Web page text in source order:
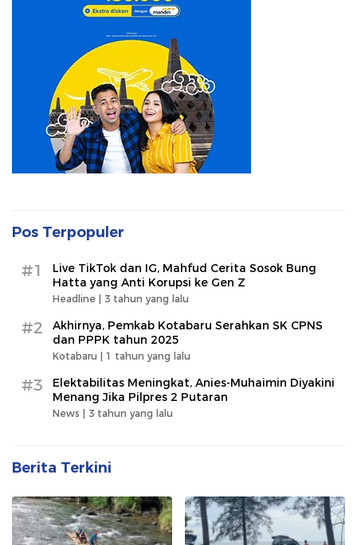
Pos Terpopuler
#1
Live TikTok dan IG, Mahfud Cerita Sosok Bung
Hatta yang Anti Korupsi ke Gen Z
Headline | 3 tahun yang lalu
#2
Akhirnya, Pemkab Kotabaru Serahkan SK CPNS
dan PPPK tahun 2025
Kotabaru | 1 tahun yang lalu
#3
Elektabilitas Meningkat, Anies-Muhaimin Diyakini
Menang Jika Pilpres 2 Putaran
News | 3 tahun yang lalu
Berita Terkini